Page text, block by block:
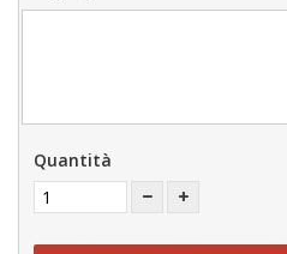
Quantità